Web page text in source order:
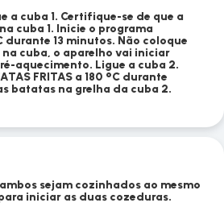
a cuba 1. Certifique-se de que a
cuba 1. Inicie o programa
durante 13 minutos. Não coloque
cuba, o aparelho vai iniciar
aquecimento. Ligue a cuba 2.
FRITAS a 180 °C durante
batatas na grelha da cuba 2.
sejam cozinhados ao mesmo
iniciar as duas cozeduras.